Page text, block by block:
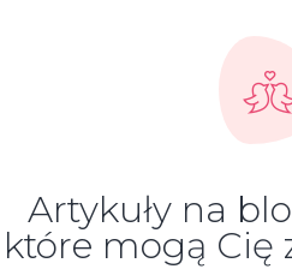
Artykuły na
które mogą Cię